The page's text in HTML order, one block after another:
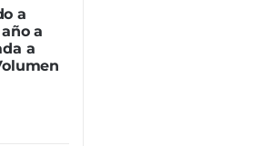
a
a
a